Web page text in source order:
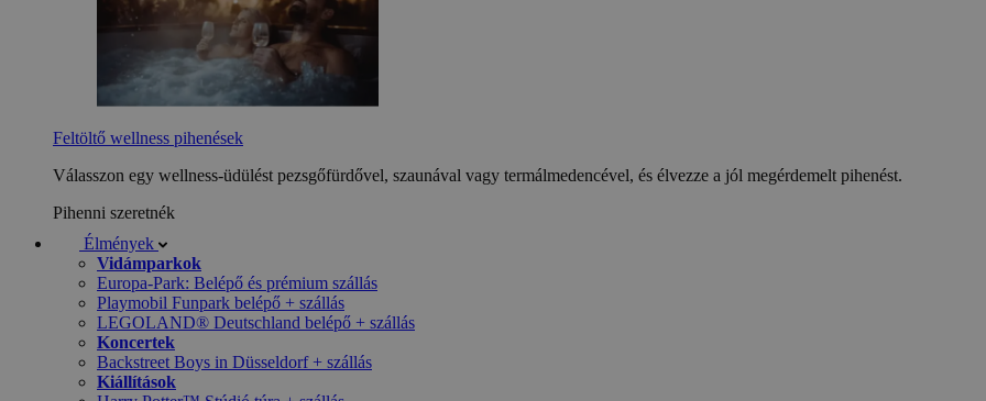
Feltöltő wellness pihenések
Válasszon egy wellness-üdülést pezsgőfürdővel, szaunával vagy termálmedencével, és élvezze a jól megérdemelt pihenést.
Pihenni szeretnék
Élmények
Vidámparkok
Europa-Park: Belépő és prémium szállás
Playmobil Funpark belépő + szállás
LEGOLAND® Deutschland belépő + szállás
Koncertek
Backstreet Boys in Düsseldorf + szállás
Kiállítások